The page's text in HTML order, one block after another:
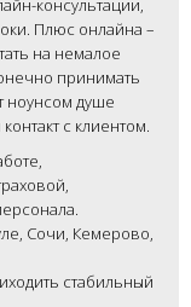
консультации,
Плюс онлайна –
на немалое
принимать
ноунсом душе
с клиентом.
Сочи, Кемерово,
стабильный